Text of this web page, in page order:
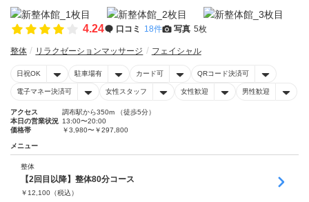
4.24 口コミ 18件 写真 5枚
整体 リラクゼーションマッサージ フェイシャル
日祝OK 駐車場有 カード可 QRコード決済可
電子マネー決済可 女性スタッフ 女性歓迎 男性歓迎
アクセス
調布駅から350m （徒歩5分）
本日の営業状況 13:00〜20:00
価格帯
￥3,980〜￥297,800
メニュー
整体
【2回目以降】整体80分コース
￥ 12,100 （税込）